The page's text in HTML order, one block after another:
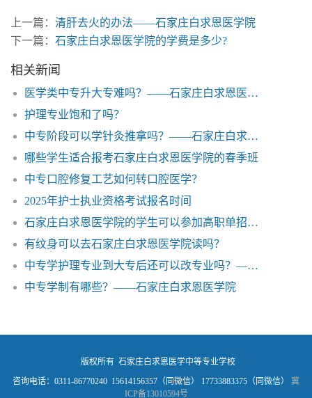
上一篇： 清肝去火的办法——石家庄白求恩医学院
下一篇： 石家庄白求恩医学院的学费是多少?
相关新闻
医学类中专升大专难吗？——石家庄白求恩医学院
护理专业饱和了吗？
中专阶段可以学针灸推拿吗？——石家庄白求恩医学院
哪些学生适合报考石家庄白求恩医学院的春季班
中专口腔修复工艺如何转口腔医学？
2025年护士执业资格考试报名时间
石家庄白求恩医学院的学生可以参加高职单招吗？
有纹身可以去石家庄白求恩医学院读吗？
中专学护理专业到大专后还可以改专业吗？——石家庄白求恩医学院
中专学制有哪些？——石家庄白求恩医学院
版权所有 石家庄白求恩医学中等专业学校
咨询电话：0311-86770240 15614156357（同微信） 17733883375（同微信） 冀
ICP备13010594号